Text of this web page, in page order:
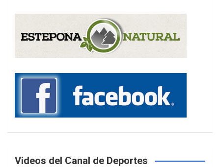
Videos del Canal de Deportes